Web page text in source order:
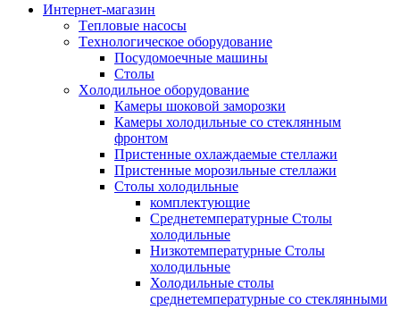
Интернет-магазин
Tепловые насосы
Tехнологическое оборудование
Посудомоечные машины
Столы
Xолодильное оборудование
Камеры шоковой заморозки
Камеры холодильные со стеклянным
фронтом
Пристенные охлаждаемые стеллажи
Пристенные морозильные стеллажи
Столы холодильные
комплектующие
Среднетемпературные Столы
холодильные
Низкотемпературные Столы
холодильные
Холодильные столы
среднетемпературные со стеклянными